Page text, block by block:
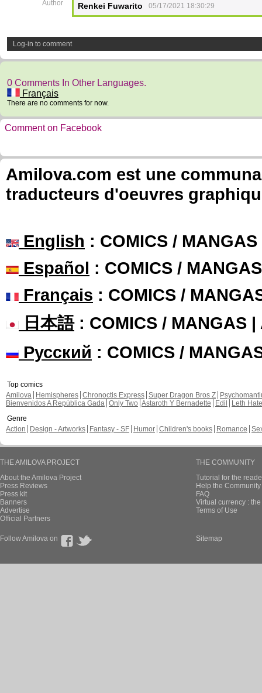
Author Renkei Fuwarito 05/17/2021 18:30:29
Log-in to comment
0 Comments In Other Languages.
Français
There are no comments for now.
Comment on Facebook
Amilova.com est une
traducteurs d'oeuvres
English : COMICS /
Español : COMICS /
Français : COMICS /
日本語: COMICS / MANGAS |
Русский : COMICS /
Top comics
Amilova
Hemispheres Chronoctis Express Super Dragon Bros Z
Bienvenidos A República Gada Only Two Astaroth Y Bernadette Edil
Leth Hate
Genre
Action
Design - Artworks Fantasy - SF Humor Children's books Romance
THE AMILOVA PROJECT
About the Amilova Project
Press Reviews
Press kit
Banners
Advertise
Official Partners
THE COMMUNITY
Tutorial for the
Help the
FAQ
Virtual currency :
Terms of Use
Follow Amilova on Sitemap